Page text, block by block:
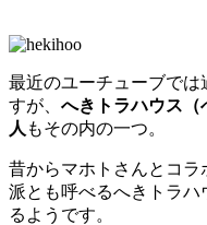
最近のユーチューブで
すが、 へきトラハウス（
人 もその内の一つ。
昔からマホトさんとコ
派とも呼べるへきトラ
るようです。